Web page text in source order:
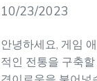
10/23/2023
안녕하세요, 게임
적인 전통을 구축